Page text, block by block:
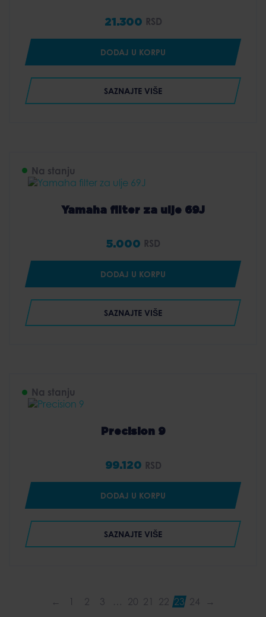
21.300 RSD
DODAJ U KORPU
SAZNAJTE VIŠE
Na stanju
Yamaha filter za ulje 69J
5.000 RSD
DODAJ U KORPU
SAZNAJTE VIŠE
Na stanju
Precision 9
99.120 RSD
DODAJ U KORPU
SAZNAJTE VIŠE
← 1 2 3 … 20 21 22 23 24 →